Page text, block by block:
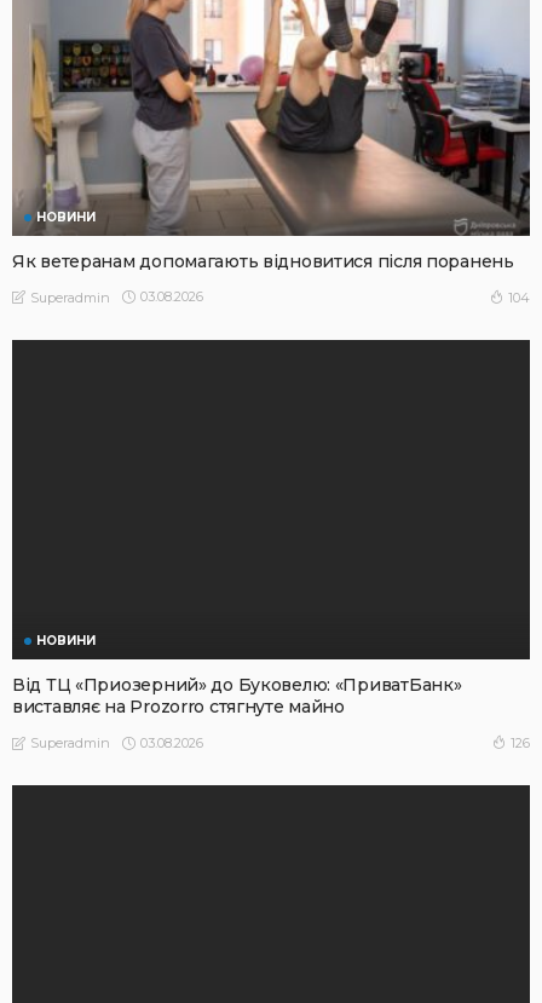
НОВИНИ
Як ветеранам допомагають відновитися після поранень
Superadmin 03.08.2026 104
НОВИНИ
Від ТЦ «Приозерний» до Буковелю: «ПриватБанк»
виставляє на Prozorro стягнуте майно
Superadmin 03.08.2026 126